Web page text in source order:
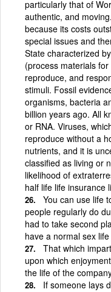
particularly that of
authentic, and
because its costs
special issues and
State characterized
(process materials
reproduce, and
stimuli. Fossil
organisms, bacteria
billion years ago. All
or RNA. Viruses,
reproduce without a
nutrients, and it is
classified as living or
likelihood of
half life life insurance
You can use life
people regularly do
had to take second
have a normal sex life
That which
upon which
the life of the
If someone lays